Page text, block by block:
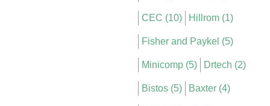
CEC (10) Hillrom (1)
Fisher and Paykel (5)
Minicomp (5) Drtech (2)
Bistos (5) Baxter (4)